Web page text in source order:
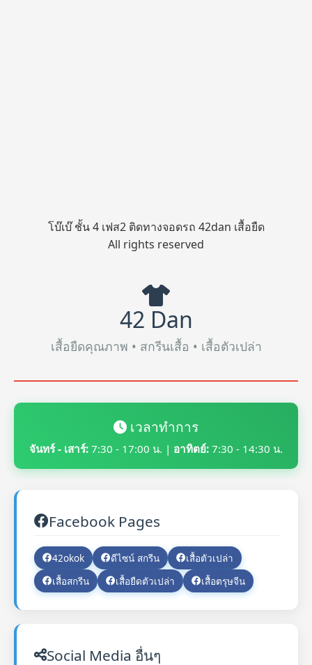
โบ๊เบ๊ ชั้น 4 เฟส2 ติดทางจอดรถ 42dan เสื้อยืด
All rights reserved
42 Dan
เสื้อยืดคุณภาพ • สกรีนเสื้อ • เสื้อตัวเปล่า
เวลาทำการ
จันทร์ - เสาร์: 7:30 - 17:00 น. | อาทิตย์: 7:30 - 14:30 น.
Facebook Pages
42okok ดีไซน์ สกรีน
เสื้อตัวเปล่า
เสื้อสกรีน
เสื้อยืดตัวเปล่า เสื้อตรุษจีน
Social Media อื่นๆ